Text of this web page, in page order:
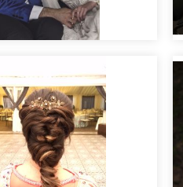
Vincent & Ella